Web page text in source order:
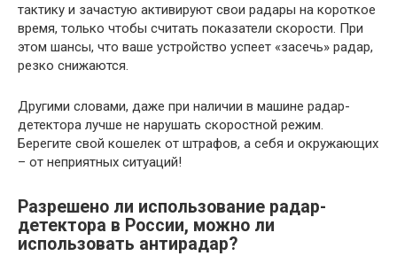
тактику и зачастую активируют свои радары на короткое
время, только чтобы считать показатели скорости. При
этом шансы, что ваше устройство успеет «засечь» радар,
резко снижаются.
Другими словами, даже при наличии в машине радар-
детектора лучше не нарушать скоростной режим.
Берегите свой кошелек от штрафов, а себя и окружающих
– от неприятных ситуаций!
Разрешено ли использование радар-
детектора в России, можно ли
использовать антирадар?